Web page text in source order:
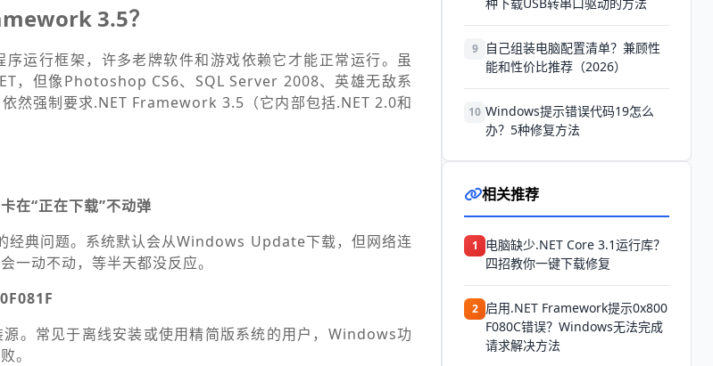
3.5？
运行框架，许多老牌软件和游戏依赖它才能正常运行。虽
，但像Photoshop CS6、SQL Server 2008、英雄无敌系
然强制要求.NET Framework 3.5（它内部包括.NET 2.0和
在“正在下载”不动弹
典问题。系统默认会从Windows Update下载，但网络连
一动不动，等半天都没反应。
。常见于离线安装或使用精简版系统的用户，Windows功
。
9
自己组装电脑配置清单？兼顾性
能和性价比推荐（2026）
10 Windows提示错误代码19怎么
办？5种修复方法
相关推荐
1
电脑缺少.NET Core 3.1运行库？
四招教你一键下载修复
2 启用.NET Framework提示0x800
F080C错误？Windows无法完成
请求解决方法